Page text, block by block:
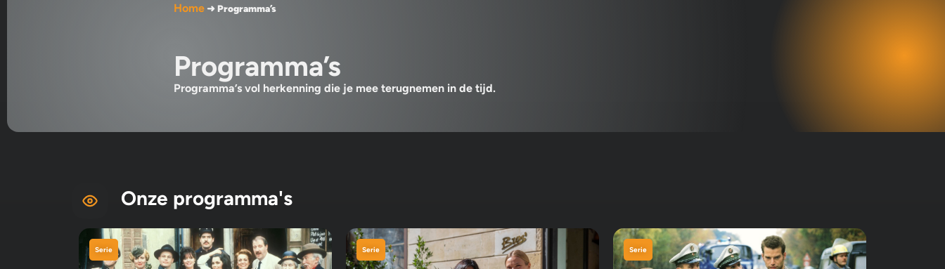
Home ➜Programma’s
Programma’s
Programma’s vol herkenning die je mee terugnemen in de tijd.
Onze programma's
Serie Serie Serie